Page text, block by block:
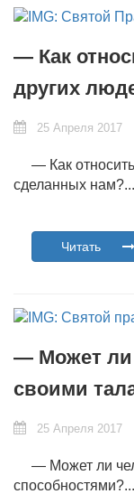
— Как
других
25 Апреля 2017
— Как
сделанных нам?...
Читать
— Может ли
своими
25 Апреля 2017
— Может ли
способностями?...